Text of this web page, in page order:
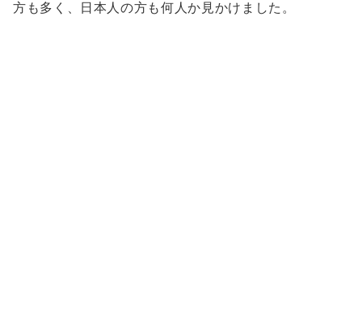
方も多く、日本人の方も何人か見かけました。